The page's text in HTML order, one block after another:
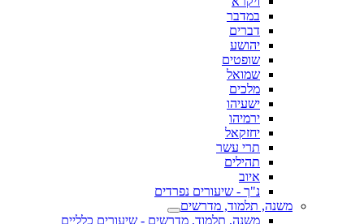
במדבר
דברים
יהושע
שופטים
שמואל
מלכים
ישעיהו
ירמיהו
יחזקאל
תרי עשר
תהילים
איוב
נ"ך - שיעורים נפרדים
משנה, תלמוד, מדרשים
משנה, תלמוד, מדרשים - שיעורים כלליים